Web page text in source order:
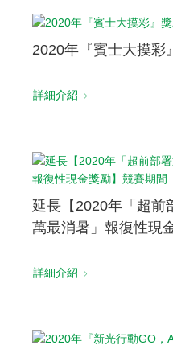
2020年『賓士大摸彩
詳細介紹
延長【2020年「超前
萬最消暑」報復性現
詳細介紹